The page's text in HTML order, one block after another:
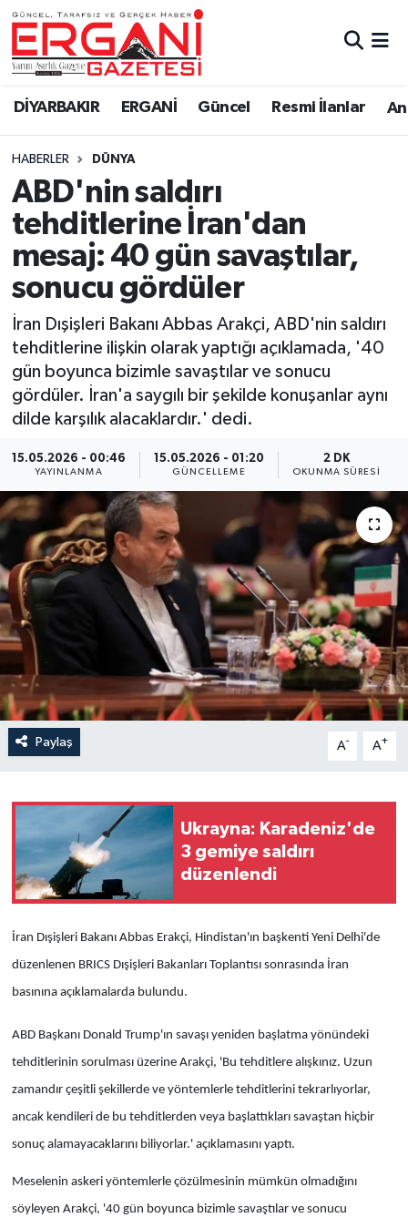
DİYARBAKIR ERGANİ Güncel Resmi İlanlar
HABERLER DÜNYA
ABD'nin saldırı
tehditlerine İran'dan
mesaj: 40 gün savaştılar,
sonucu gördüler
İran Dışişleri Bakanı Abbas Arakçi, ABD'nin saldırı
tehditlerine ilişkin olarak yaptığı açıklamada, '40
gün boyunca bizimle savaştılar ve sonucu
gördüler. İran'a saygılı bir şekilde konuşanlar aynı
dilde karşılık alacaklardır.' dedi.
15.05.2026 - 00:46
YAYINLANMA
15.05.2026 - 01:20
GÜNCELLEME
2 DK
OKUNMA SÜRESI
Paylaş A- A+
Ukrayna: Karadeniz'de
3 gemiye saldırı
düzenlendi
İran Dışişleri Bakanı Abbas Erakçi, Hindistan'ın başkenti Yeni Delhi'de
düzenlenen BRICS Dışişleri Bakanları Toplantısı sonrasında İran
basınına açıklamalarda bulundu.
ABD Başkanı Donald Trump'ın savaşı yeniden başlatma yönündeki
tehditlerinin sorulması üzerine Arakçi, 'Bu tehditlere alışkınız. Uzun
zamandır çeşitli şekillerde ve yöntemlerle tehditlerini tekrarlıyorlar,
ancak kendileri de bu tehditlerden veya başlattıkları savaştan hiçbir
sonuç alamayacaklarını biliyorlar.' açıklamasını yaptı.
Meselenin askeri yöntemlerle çözülmesinin mümkün olmadığını
söyleyen Arakçi, '40 gün boyunca bizimle savaştılar ve sonucu
DİYARBAKIR
BİSMİL
BAĞLAR
ERGANİ
Güncel
Eği̇ti̇m
Resmi İlanlar
Sağlık
Si̇yaset
Spor
Bi̇li̇m & Teknoloji̇
Dünya
Ergani Nöbetçi Eczaneler
Ergani Hava Durumu
Ergani Trafik Yoğunluk Haritası
Süper Lig Puan Durumu ve Fikstür
Tüm Manşetler
Son Dakika Haberleri
Haber Arşivi